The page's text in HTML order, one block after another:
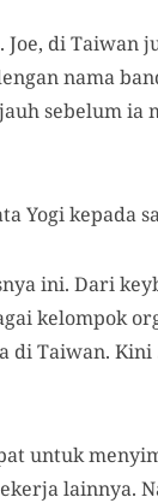
di Taiwan
nama
sebelum ia
Yogi kepada
ini. Dari
kelompok
di Taiwan. Kini
untuk
lainnya.